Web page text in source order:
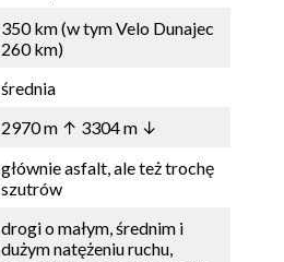
350 km (w tym Velo Dunajec
260 km)
średnia
2970 m ↑ 3304 m ↓
głównie asfalt, ale też trochę
szutrów
drogi o małym, średnim i
dużym natężeniu ruchu,